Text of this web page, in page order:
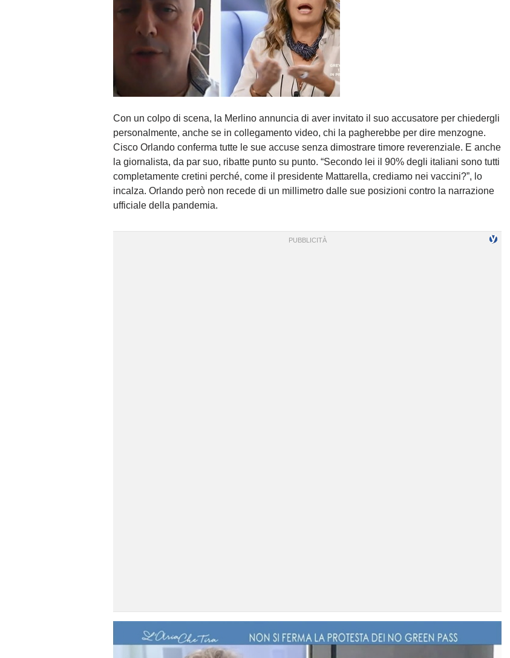
Con un colpo di scena, la Merlino annuncia di aver invitato il suo accusatore per chiedergli
personalmente, anche se in collegamento video, chi la pagherebbe per dire menzogne.
Cisco Orlando conferma tutte le sue accuse senza dimostrare timore reverenziale. E anche
la giornalista, da par suo, ribatte punto su punto. “Secondo lei il 90% degli italiani sono tutti
completamente cretini perché, come il presidente Mattarella, crediamo nei vaccini?”, lo
incalza. Orlando però non recede di un millimetro dalle sue posizioni contro la narrazione
ufficiale della pandemia.